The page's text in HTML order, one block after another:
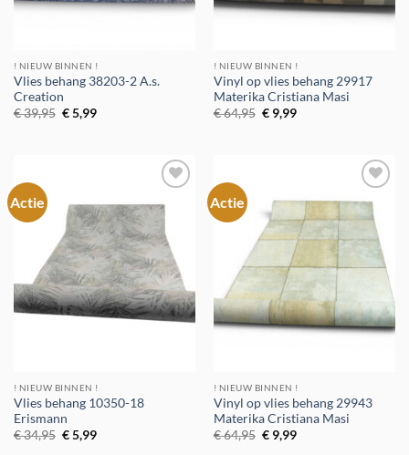
! NIEUW BINNEN !
Vlies behang 38203-2 A.s.
Creation
€39,95 Oorspronkelijke
prijs
€5,99Huidige
! NIEUW BINNEN !
Vinyl op vlies behang 29917
Materika Cristiana Masi
€64,95 Oorspronkelijke
prijs
€9,99Huidige
Actie
aan
verlanglijst
! NIEUW BINNEN !
Vlies behang 10350-18
Erismann
€34,95 Oorspronkelijke
prijs
€5,99Huidige
Actie
Toevoegen
aan
verlanglijst
! NIEUW BINNEN !
Vinyl op vlies behang 29943
Materika Cristiana Masi
€64,95 Oorspronkelijke
prijs
€9,99Huidige